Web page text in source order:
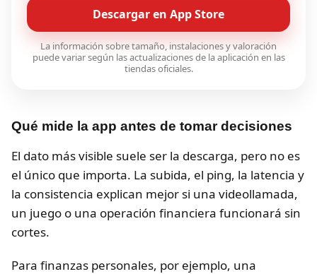
Descargar en App Store
La información sobre tamaño, instalaciones y valoración
puede variar según las actualizaciones de la aplicación en las
tiendas oficiales.
Qué mide la app antes de tomar decisiones
El dato más visible suele ser la descarga, pero no es
el único que importa. La subida, el ping, la latencia y
la consistencia explican mejor si una videollamada,
un juego o una operación financiera funcionará sin
cortes.
Para finanzas personales, por ejemplo, una